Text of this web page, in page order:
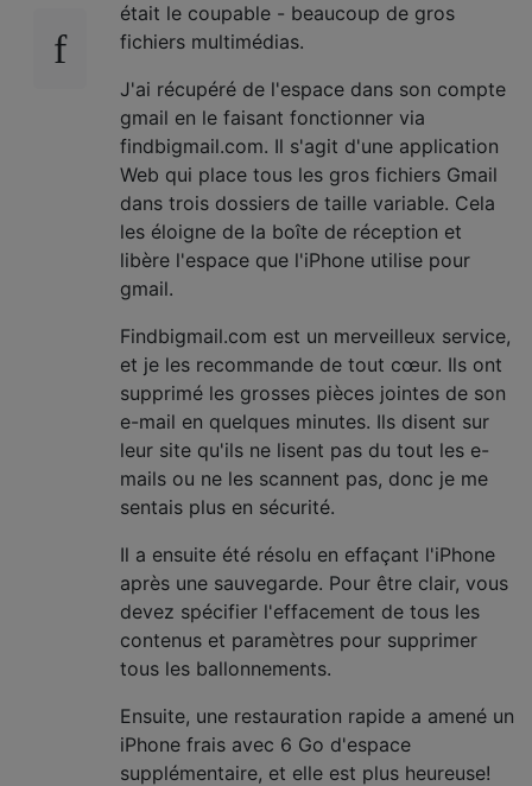
était le coupable - beaucoup de gros
fichiers multimédias.
J'ai récupéré de l'espace dans son compte
gmail en le faisant fonctionner via
findbigmail.com. Il s'agit d'une application
Web qui place tous les gros fichiers Gmail
dans trois dossiers de taille variable. Cela
les éloigne de la boîte de réception et
libère l'espace que l'iPhone utilise pour
gmail.
Findbigmail.com est un merveilleux service,
et je les recommande de tout cœur. Ils ont
supprimé les grosses pièces jointes de son
e-mail en quelques minutes. Ils disent sur
leur site qu'ils ne lisent pas du tout les e-
mails ou ne les scannent pas, donc je me
sentais plus en sécurité.
Il a ensuite été résolu en effaçant l'iPhone
après une sauvegarde. Pour être clair, vous
devez spécifier l'effacement de tous les
contenus et paramètres pour supprimer
tous les ballonnements.
Ensuite, une restauration rapide a amené un
iPhone frais avec 6 Go d'espace
supplémentaire, et elle est plus heureuse!